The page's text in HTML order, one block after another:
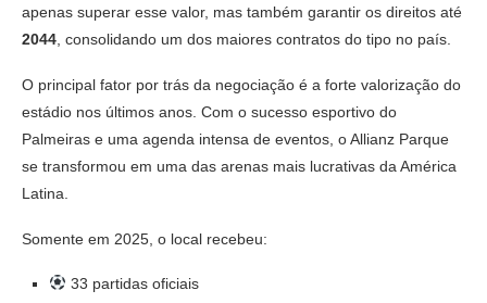
apenas superar esse valor, mas também garantir os direitos até
2044 , consolidando um dos maiores contratos do tipo no país.
O principal fator por trás da negociação é a forte valorização do
estádio nos últimos anos. Com o sucesso esportivo do
Palmeiras e uma agenda intensa de eventos, o Allianz Parque
se transformou em uma das arenas mais lucrativas da América
Latina.
Somente em 2025, o local recebeu:
33 partidas oficiais